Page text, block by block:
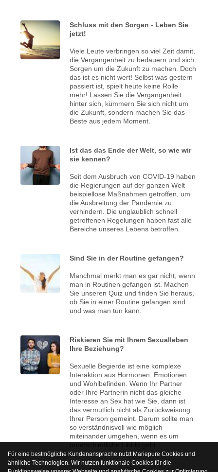
Schluss mit den Sorgen - Leben Sie
jetzt!
Viele Leute verbringen so viel Zeit damit,
die Vergangenheit zu bedauern und sich
Sorgen um die Zukunft zu machen. Doch
das ist es nicht wert! Selbst was gestern
passiert ist, spielt heute keine Rolle
mehr! Lassen Sie die Vergangenheit
hinter sich, kümmern Sie sich nicht um
die Zukunft, sondern machen Sie das
Beste aus jedem Moment.
Ist das das Ende der Welt, so wie wir
sie kennen?
Seit dem Ausbruch von COVID-19 haben
die Regierungen auf der ganzen Welt
beispiellose Maßnahmen getroffen, um
die Ausbreitung der Pandemie zu
verhindern. Die unglaublich schnell
getroffenen Regelungen haben fast alle
Bereiche unseres Lebens betroffen.
Sind Sie in der Routine gefangen?
Manchmal merkt man es gar nicht, wenn
man in Routinen gefangen ist. Machen
Sie unseren Quiz und finden Sie heraus,
ob Sie in einer Routine gefangen sind
und was man tun kann.
Riskieren Sie mit Ihrem Sexualleben
Ihre Beziehung?
Sexuelle Begierde ist eine komplexe
Interaktion aus Hormonen, Emotionen
und Wohlbefinden. Wenn Ihr Partner
oder Ihre Partnerin nicht das gleiche
Interesse an Sex hat wie Sie, dann ist
das vermutlich nicht als Zurückweisung
Ihrer Person gemeint. Darum sollte man
so verständnisvoll wie möglich
miteinander umgehen, wenn es um
unterschiedliche Libido geht.
Für eine bestmögliche Kundenansprache nutzt Mariepure Cookies und
ähnliche Technologien. Wir nutzen funktionale Cookies für die